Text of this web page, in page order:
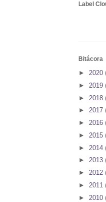
Label
Bitácora
► 2020
► 2019
► 2018
► 2017
► 2016
► 2015
► 2014
► 2013
► 2012
► 2011
► 2010